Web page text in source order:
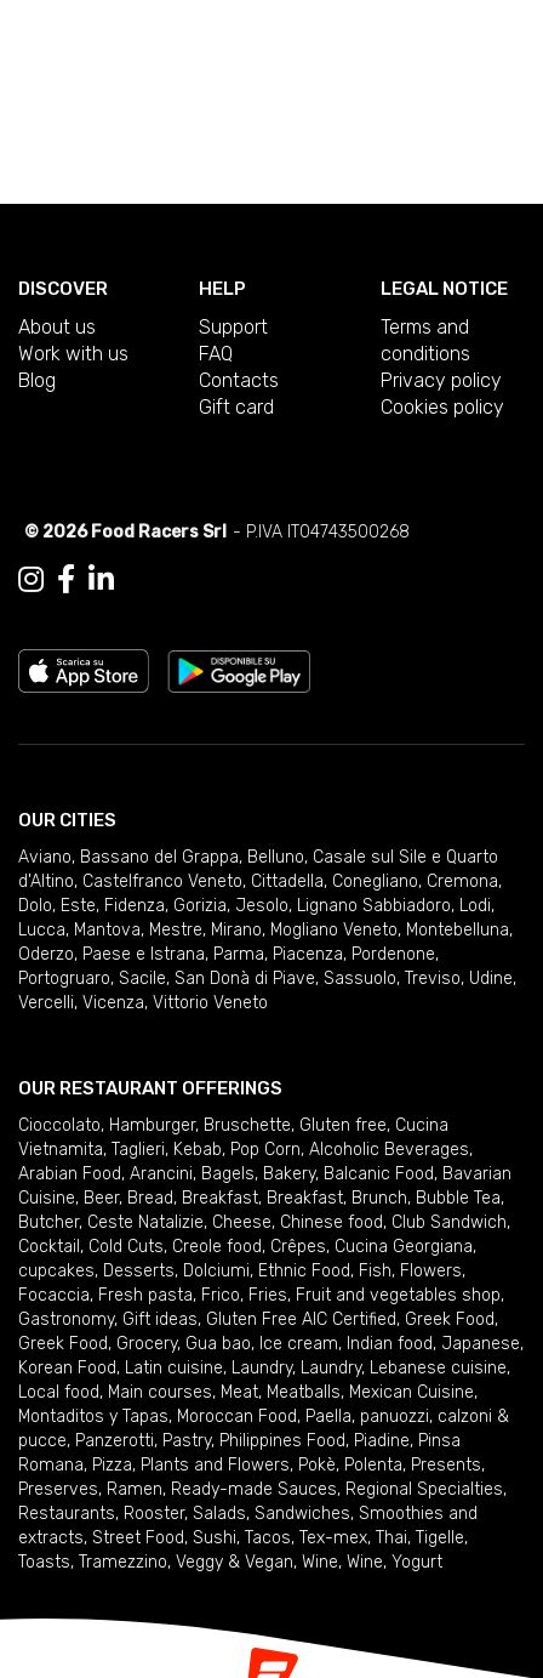
DISCOVER
About us
Work with us
Blog
HELP
Support
FAQ
Contacts
Gift card
LEGAL NOTICE
Terms and
conditions
Privacy policy
Cookies policy
© 2026 Food Racers Srl - P.IVA IT04743500268
OUR CITIES
Aviano, Bassano del Grappa, Belluno, Casale sul Sile e Quarto
d'Altino, Castelfranco Veneto, Cittadella, Conegliano, Cremona,
Dolo, Este, Fidenza, Gorizia, Jesolo, Lignano Sabbiadoro, Lodi,
Lucca, Mantova, Mestre, Mirano, Mogliano Veneto, Montebelluna,
Oderzo, Paese e Istrana, Parma, Piacenza, Pordenone,
Portogruaro, Sacile, San Donà di Piave, Sassuolo, Treviso, Udine,
Vercelli, Vicenza, Vittorio Veneto
OUR RESTAURANT OFFERINGS
Cioccolato, Hamburger, Bruschette, Gluten free, Cucina
Vietnamita, Taglieri, Kebab, Pop Corn, Alcoholic Beverages,
Arabian Food, Arancini, Bagels, Bakery, Balcanic Food, Bavarian
Cuisine, Beer, Bread, Breakfast, Breakfast, Brunch, Bubble Tea,
Butcher, Ceste Natalizie, Cheese, Chinese food, Club Sandwich,
Cocktail , Cold Cuts, Creole food, Crêpes, Cucina Georgiana,
cupcakes, Desserts, Dolciumi, Ethnic Food, Fish, Flowers,
Focaccia, Fresh pasta, Frico, Fries, Fruit and vegetables shop,
Gastronomy, Gift ideas, Gluten Free AIC Certified, Greek Food,
Greek Food, Grocery, Gua bao, Ice cream, Indian food, Japanese,
Korean Food, Latin cuisine, Laundry, Laundry, Lebanese cuisine,
Local food, Main courses, Meat, Meatballs, Mexican Cuisine,
Montaditos y Tapas, Moroccan Food, Paella, panuozzi, calzoni &
pucce, Panzerotti, Pastry, Philippines Food, Piadine, Pinsa
Romana, Pizza, Plants and Flowers, Pokè, Polenta, Presents,
Preserves, Ramen, Ready-made Sauces, Regional Specialties,
Restaurants, Rooster, Salads, Sandwiches, Smoothies and
extracts, Street Food, Sushi, Tacos, Tex-mex, Thai, Tigelle,
Toasts, Tramezzino, Veggy & Vegan, Wine, Wine, Yogurt